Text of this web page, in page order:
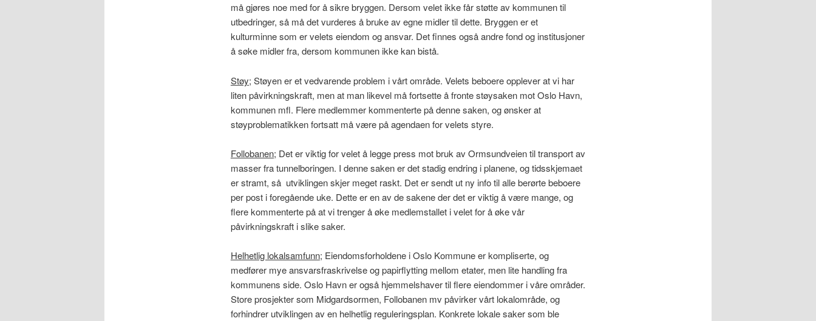
må gjøres noe med for å sikre bryggen. Dersom velet ikke får støtte av kommunen til
utbedringer, så må det vurderes å bruke av egne midler til dette. Bryggen er et
kulturminne som er velets eiendom og ansvar. Det finnes også andre fond og institusjoner
å søke midler fra, dersom kommunen ikke kan bistå.
Støy; Støyen er et vedvarende problem i vårt område. Velets beboere opplever at vi har
liten påvirkningskraft, men at man likevel må fortsette å fronte støysaken mot Oslo Havn,
kommunen mfl. Flere medlemmer kommenterte på denne saken, og ønsker at
støyproblematikken fortsatt må være på agendaen for velets styre.
Follobanen; Det er viktig for velet å legge press mot bruk av Ormsundveien til transport av
masser fra tunnelboringen. I denne saken er det stadig endring i planene, og tidsskjemaet
er stramt, så utviklingen skjer meget raskt. Det er sendt ut ny info til alle berørte beboere
per post i foregående uke. Dette er en av de sakene der det er viktig å være mange, og
flere kommenterte på at vi trenger å øke medlemstallet i velet for å øke vår
påvirkningskraft i slike saker.
Helhetlig lokalsamfunn; Eiendomsforholdene i Oslo Kommune er kompliserte, og
medfører mye ansvarsfraskrivelse og papirflytting mellom etater, men lite handling fra
kommunens side. Oslo Havn er også hjemmelshaver til flere eiendommer i våre områder.
Store prosjekter som Midgardsormen, Follobanen mv påvirker vårt lokalområde, og
forhindrer utviklingen av en helhetlig reguleringsplan. Konkrete lokale saker som ble